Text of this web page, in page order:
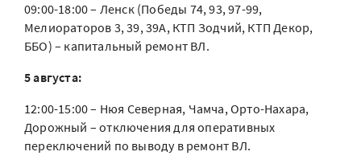
09:00-18:00 – Ленск (Победы 74, 93, 97-99,
Мелиораторов 3, 39, 39А, КТП Зодчий, КТП Декор,
ББО) – капитальный ремонт ВЛ.
5 августа:
12:00-15:00 – Нюя Северная, Чамча, Орто-Нахара,
Дорожный – отключения для оперативных
переключений по выводу в ремонт ВЛ.